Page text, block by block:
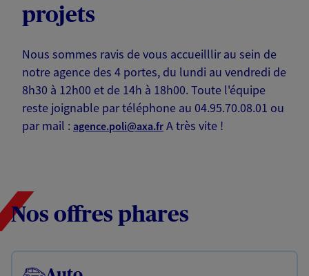
projets
Nous sommes ravis de vous accueilllir au sein de
notre agence des 4 portes, du lundi au vendredi de
8h30 à 12h00 et de 14h à 18h00. Toute l'équipe
reste joignable par téléphone au 04.95.70.08.01 ou
par mail : agence.poli@axa.fr A très vite !
Nos offres phares